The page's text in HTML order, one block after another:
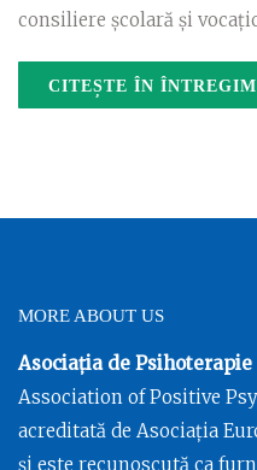
consiliere şcolară şi
CITEȘTE ÎN
MORE ABOUT US
Asociația de Psihoterapie
Association of Positive
acreditată de Asociația
și este recunoscută ca